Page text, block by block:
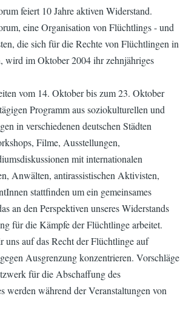
feiert 10 Jahre aktiven Widerstand.
eine Organisation von Flüchtlings - und
die sich für die Rechte von Flüchtlingen in
wird im Oktober 2004 ihr zehnjähriges
vom 14. Oktober bis zum 23. Oktober
Programm aus soziokulturellen und
in verschiedenen deutschen Städten
Filme, Ausstellungen,
mit internationalen
Anwälten, antirassistischen Aktivisten,
stattfinden um ein gemeinsames
an den Perspektiven unseres Widerstands
für die Kämpfe der Flüchtlinge arbeitet.
auf das Recht der Flüchtlinge auf
Ausgrenzung konzentrieren. Vorschläge
für die Abschaffung des
werden während der Veranstaltungen von